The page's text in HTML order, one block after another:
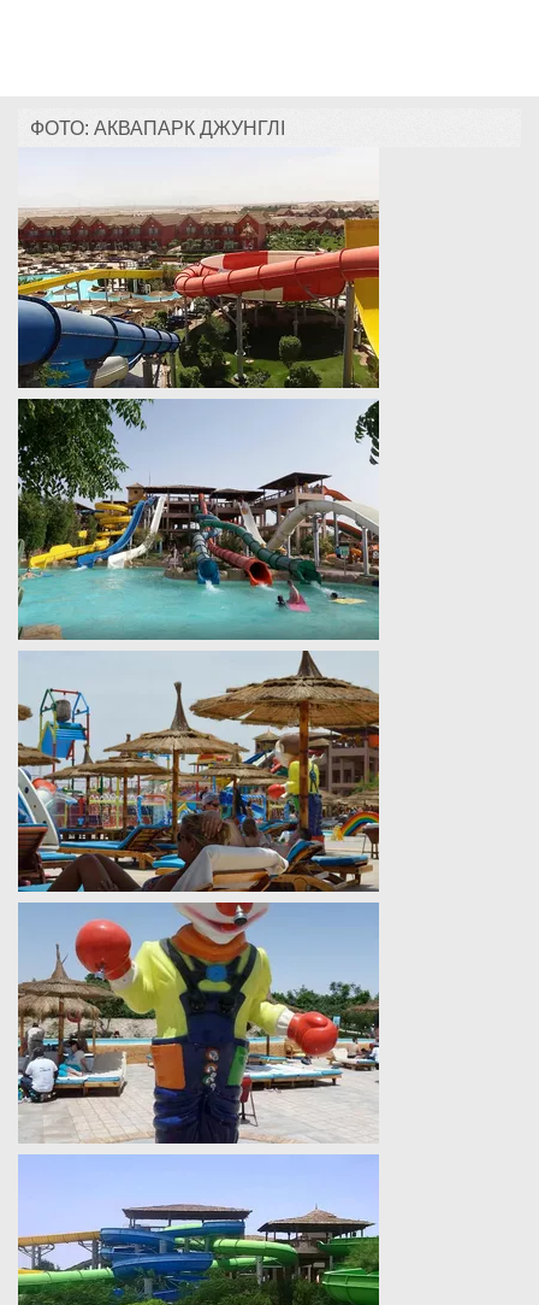
ФОТО: АКВАПАРК ДЖУНГЛІ